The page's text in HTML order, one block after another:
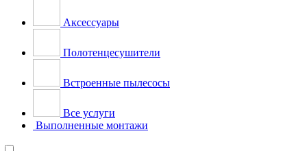
Аксессуары
Полотенцесушители
Встроенные пылесосы
Все услуги
Выполненные монтажи